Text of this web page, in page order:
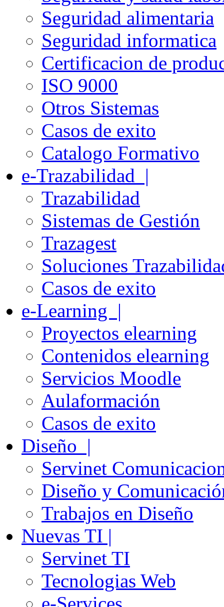
Seguridad alimentaria
Seguridad informatica
Certificacion de
ISO 9000
Otros Sistemas
Casos de exito
Catalogo Formativo
e-Trazabilidad |
Trazabilidad
Sistemas de Gestión
Trazagest
Soluciones
Casos de exito
e-Learning |
Proyectos elearning
Contenidos elearning
Servicios Moodle
Aulaformación
Casos de exito
Diseño |
Servinet
Diseño y
Trabajos en Diseño
Nuevas TI |
Servinet TI
Tecnologias Web